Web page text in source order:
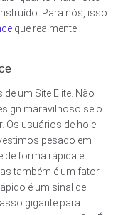
Para nós, isso
que realmente
um Site Elite. Não
maravilhoso se o
Os usuários de hoje
pesado em
de forma rápida e
também é um fator
é um sinal de
gigante para